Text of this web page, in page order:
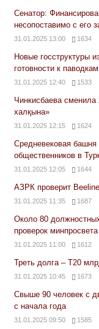
Сенатор:
несопоставимо с его
31.01.2025 13:00 1634
Новые госструктуры
готовности к
31.01.2025 12:40 1533
Чинкисбаева
халқына»
31.01.2025 12:15 1624
Средневековая
общественников в
31.01.2025 12:05 1644
АЗРК проверит
31.01.2025 11:35 1687
Около 80
проверок
31.01.2025 11:00 1612
Треть долга – Т20
31.01.2025 10:45 1673
Свыше 90 человек с
с начала года
31.01.2025 09:50 1585